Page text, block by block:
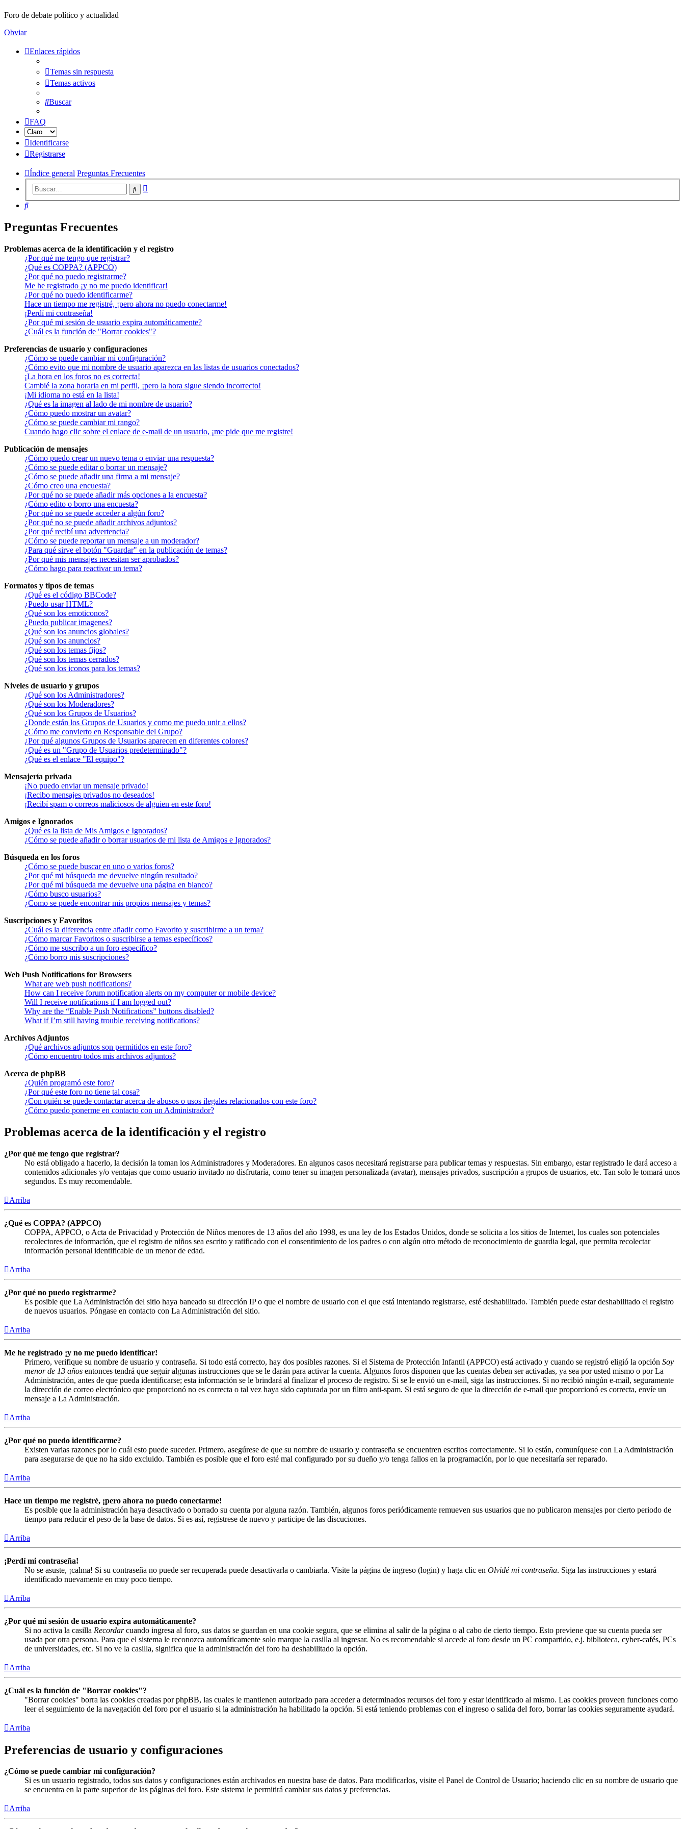
Foro de debate político y actualidad
Obviar
Enlaces rápidos
Temas sin respuesta
Temas activos
Buscar
FAQ
Identificarse
Registrarse
Índice general Preguntas Frecuentes
Buscar
Buscar
Preguntas Frecuentes
Problemas acerca de la identificación y el registro
¿Por qué me tengo que registrar?
¿Qué es COPPA? (APPCO)
¿Por qué no puedo registrarme?
Me he registrado ¡y no me puedo identificar!
¿Por qué no puedo identificarme?
Hace un tiempo me registré, ¡pero ahora no puedo conectarme!
¡Perdí mi contraseña!
¿Por qué mi sesión de usuario expira automáticamente?
¿Cuál es la función de "Borrar cookies"?
Preferencias de usuario y configuraciones
¿Cómo se puede cambiar mi configuración?
¿Cómo evito que mi nombre de usuario aparezca en las listas de usuarios conectados?
¡La hora en los foros no es correcta!
Cambié la zona horaria en mi perfil, ¡pero la hora sigue siendo incorrecto!
¡Mi idioma no está en la lista!
¿Qué es la imagen al lado de mi nombre de usuario?
¿Cómo puedo mostrar un avatar?
¿Cómo se puede cambiar mi rango?
Cuando hago clic sobre el enlace de e-mail de un usuario, ¡me pide que me registre!
Publicación de mensajes
¿Cómo puedo crear un nuevo tema o enviar una respuesta?
¿Cómo se puede editar o borrar un mensaje?
¿Cómo se puede añadir una firma a mi mensaje?
¿Cómo creo una encuesta?
¿Por qué no se puede añadir más opciones a la encuesta?
¿Cómo edito o borro una encuesta?
¿Por qué no se puede acceder a algún foro?
¿Por qué no se puede añadir archivos adjuntos?
¿Por qué recibí una advertencia?
¿Cómo se puede reportar un mensaje a un moderador?
¿Para qué sirve el botón "Guardar" en la publicación de temas?
¿Por qué mis mensajes necesitan ser aprobados?
¿Cómo hago para reactivar un tema?
Formatos y tipos de temas
¿Qué es el código BBCode?
¿Puedo usar HTML?
¿Qué son los emoticonos?
¿Puedo publicar imagenes?
¿Qué son los anuncios globales?
¿Qué son los anuncios?
¿Qué son los temas fijos?
¿Qué son los temas cerrados?
¿Qué son los iconos para los temas?
Niveles de usuario y grupos
¿Qué son los Administradores?
¿Qué son los Moderadores?
¿Qué son los Grupos de Usuarios?
¿Donde están los Grupos de Usuarios y como me puedo unir a ellos?
¿Cómo me convierto en Responsable del Grupo?
¿Por qué algunos Grupos de Usuarios aparecen en diferentes colores?
¿Qué es un "Grupo de Usuarios predeterminado"?
¿Qué es el enlace "El equipo"?
Mensajería privada
¡No puedo enviar un mensaje privado!
¡Recibo mensajes privados no deseados!
¡Recibí spam o correos maliciosos de alguien en este foro!
Amigos e Ignorados
¿Qué es la lista de Mis Amigos e Ignorados?
¿Cómo se puede añadir o borrar usuarios de mi lista de Amigos e Ignorados?
Búsqueda en los foros
¿Cómo se puede buscar en uno o varios foros?
¿Por qué mi búsqueda me devuelve ningún resultado?
¿Por qué mi búsqueda me devuelve una página en blanco?
¿Cómo busco usuarios?
¿Como se puede encontrar mis propios mensajes y temas?
Suscripciones y Favoritos
¿Cuál es la diferencia entre añadir como Favorito y suscribirme a un tema?
¿Cómo marcar Favoritos o suscribirse a temas específicos?
¿Cómo me suscribo a un foro específico?
¿Cómo borro mis suscripciones?
Web Push Notifications for Browsers
What are web push notifications?
How can I receive forum notification alerts on my computer or mobile device?
Will I receive notifications if I am logged out?
Why are the “Enable Push Notifications” buttons disabled?
What if I’m still having trouble receiving notifications?
Archivos Adjuntos
¿Qué archivos adjuntos son permitidos en este foro?
¿Cómo encuentro todos mis archivos adjuntos?
Acerca de phpBB
¿Quién programó este foro?
¿Por qué este foro no tiene tal cosa?
¿Con quién se puede contactar acerca de abusos o usos ilegales relacionados con este foro?
¿Cómo puedo ponerme en contacto con un Administrador?
Problemas acerca de la identificación y el registro
¿Por qué me tengo que registrar?
No está obligado a hacerlo, la decisión la toman los Administradores y Moderadores. En algunos casos necesitará registrarse para publicar temas y respuestas. Sin embargo, estar registrado le dará acceso a
contenidos adicionales y/o ventajas que como usuario invitado no disfrutaría, como tener su imagen personalizada (avatar), mensajes privados, suscripción a grupos de usuarios, etc. Tan solo le tomará unos
segundos. Es muy recomendable.
Arriba
¿Qué es COPPA? (APPCO)
COPPA, APPCO, o Acta de Privacidad y Protección de Niños menores de 13 años del año 1998, es una ley de los Estados Unidos, donde se solicita a los sitios de Internet, los cuales son potenciales
recolectores de información, que el registro de niños sea escrito y ratificado con el consentimiento de los padres o con algún otro método de reconocimiento de guardia legal, que permita recolectar
información personal identificable de un menor de edad.
Arriba
¿Por qué no puedo registrarme?
Es posible que La Administración del sitio haya baneado su dirección IP o que el nombre de usuario con el que está intentando registrarse, esté deshabilitado. También puede estar deshabilitado el registro
de nuevos usuarios. Póngase en contacto con La Administración del sitio.
Arriba
Me he registrado ¡y no me puedo identificar!
Primero, verifique su nombre de usuario y contraseña. Si todo está correcto, hay dos posibles razones. Si el Sistema de Protección Infantil (APPCO) está activado y cuando se registró eligió la opción Soy
menor de 13 años entonces tendrá que seguir algunas instrucciones que se le darán para activar la cuenta. Algunos foros disponen que las cuentas deben ser activadas, ya sea por usted mismo o por La
Administración, antes de que pueda identificarse; esta información se le brindará al finalizar el proceso de registro. Si se le envió un e-mail, siga las instrucciones. Si no recibió ningún e-mail, seguramente
la dirección de correo electrónico que proporcionó no es correcta o tal vez haya sido capturada por un filtro anti-spam. Si está seguro de que la dirección de e-mail que proporcionó es correcta, envíe un
mensaje a La Administración.
Arriba
¿Por qué no puedo identificarme?
Existen varias razones por lo cuál esto puede suceder. Primero, asegúrese de que su nombre de usuario y contraseña se encuentren escritos correctamente. Si lo están, comuníquese con La Administración
para asegurarse de que no ha sido excluido. También es posible que el foro esté mal configurado por su dueño y/o tenga fallos en la programación, por lo que necesitaría ser reparado.
Arriba
Hace un tiempo me registré, ¡pero ahora no puedo conectarme!
Es posible que la administración haya desactivado o borrado su cuenta por alguna razón. También, algunos foros periódicamente remueven sus usuarios que no publicaron mensajes por cierto periodo de
tiempo para reducir el peso de la base de datos. Si es así, registrese de nuevo y participe de las discuciones.
Arriba
¡Perdí mi contraseña!
No se asuste, ¡calma! Si su contraseña no puede ser recuperada puede desactivarla o cambiarla. Visite la página de ingreso (login) y haga clic en Olvidé mi contraseña. Siga las instrucciones y estará
identificado nuevamente en muy poco tiempo.
Arriba
¿Por qué mi sesión de usuario expira automáticamente?
Si no activa la casilla Recordarcuando ingresa al foro, sus datos se guardan en una cookie segura, que se elimina al salir de la página o al cabo de cierto tiempo. Esto previene que su cuenta pueda ser
usada por otra persona. Para que el sistema le reconozca automáticamente solo marque la casilla al ingresar. No es recomendable si accede al foro desde un PC compartido, e.j. biblioteca, cyber-cafés, PCs
de universidades, etc. Si no ve la casilla, significa que la administración del foro ha deshabilitado la opción.
Arriba
¿Cuál es la función de "Borrar cookies"?
"Borrar cookies" borra las cookies creadas por phpBB, las cuales le mantienen autorizado para acceder a determinados recursos del foro y estar identificado al mismo. Las cookies proveen funciones como
leer el seguimiento de la navegación del foro por el usuario si la administración ha habilitado la opción. Si está teniendo problemas con el ingreso o salida del foro, borrar las cookies seguramente ayudará.
Arriba
Preferencias de usuario y configuraciones
¿Cómo se puede cambiar mi configuración?
Si es un usuario registrado, todos sus datos y configuraciones están archivados en nuestra base de datos. Para modificarlos, visite el Panel de Control de Usuario; haciendo clic en su nombre de usuario que
se encuentra en la parte superior de las páginas del foro. Este sistema le permitirá cambiar sus datos y preferencias.
Arriba